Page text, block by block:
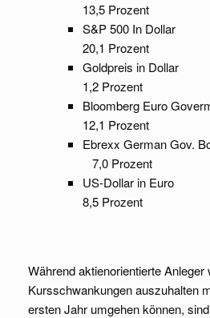
13,5 Prozent
S&P 500
20,1 Prozent
Goldpreis
1,2 Prozent
Bloomberg Euro
12,1 Prozent
Ebrexx German
7,0 Prozent
US-
8,5 Prozent
Während aktienorientierte Anleger
Kursschwankungen auszuhalten
ersten Jahr umgehen können,